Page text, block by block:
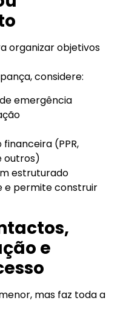
organizar objetivos
considere:
emergência
(PPR,
outros)
estruturado
e permite construir
e
mas faz toda a